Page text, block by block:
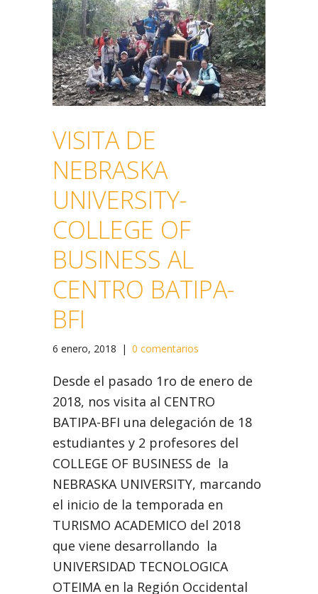
VISITA DE
NEBRASKA
UNIVERSITY-
COLLEGE OF
BUSINESS AL
CENTRO BATIPA-
BFI
6 enero, 2018 | 0 comentarios
Desde el pasado 1ro de enero de
2018, nos visita al CENTRO
BATIPA-BFI una delegación de 18
estudiantes y 2 profesores del
COLLEGE OF BUSINESS de la
NEBRASKA UNIVERSITY, marcando
el inicio de la temporada en
TURISMO ACADEMICO del 2018
que viene desarrollando la
UNIVERSIDAD TECNOLOGICA
OTEIMA en la Región Occidental